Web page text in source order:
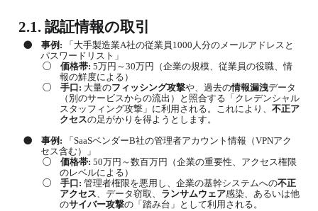
2.1. 認証情報の取引
● 事例 : 「大手製造業A社の従業員 1000 人分のメールアドレスと
パスワードリスト」
○ 価格帯: 5 万円～ 30 万円（企業の規模、従業員の役職、情
報の鮮度による）
○ 手口 : 大量のフィッシング攻撃や、過去の情報漏洩データ
（別のサービスからの流出）と照合する「クレデンシャル
スタッフィング攻撃」に利用される。これにより、 不正ア
クセスの足がかりを得ようとします。
● 事例 : 「 SaaSベンダーB社の管理者アカウント情報（VPNアク
セス含む）」
○ 価格帯: 50 万円～数百万円（企業の重要性、アクセス権限
のレベルによる）
○ 手口 : 管理者権限を悪用し、企業の基幹システムへの不正
アクセス、データ窃取、 ランサムウェア感染、あるいは他
のサイバー攻撃の「踏み台」として利用される。